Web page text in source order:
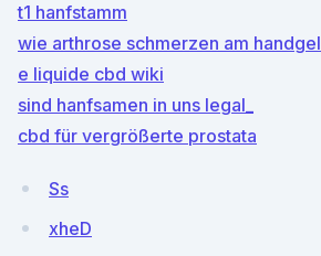
t1 hanfstamm
wie arthrose schmerzen am
e liquide cbd wiki
sind hanfsamen in uns legal_
cbd für vergrößerte prostata
Ss
xheD